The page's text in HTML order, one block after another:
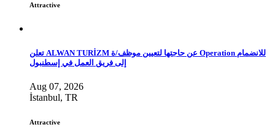
Attractive
تعلن ALWAN TURİZM عن حاجتها لتعيين موظف/ة Operation للانضمام
إلى فريق العمل في إسطنبول
Aug 07, 2026
İstanbul, TR
Attractive